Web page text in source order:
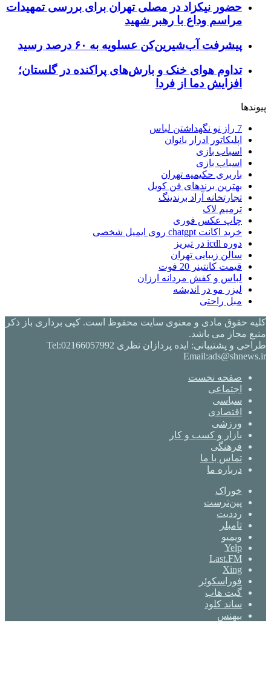
حضور نیکزاد در مصلی تهران برای بررسی تمهیدات
مراسم وداع با رهبر شهید
پیشرفت آب‌شیرین‌کن عسلویه به ۶۰ درصد رسید
تداوم هوای خنک و بارش‌های پراکنده در گلستان؛
افزایش دما از فردا
پیوندها
7 راز نو نگهداشتن لباس
اپلیکاتور ادرار بانوان
اسباب بازی
اسباب بازی
باربری حکیمیه تهران
بهترین برندهای فن کویل
تجارتخانه آراد برندینگ
ترمیم لاک
چاپ عکس فوری
خرید اکانت chatgpt روی ایمیل شخصی
دوره icdl در تبریز
سالن زیبایی تهران
قیمت کانتینر 20 فوت
لباس و کفش مردانه ارزان
لیزر مو در اندیشه
مبل راحتی
کلیه حقوق مادی و معنوی سایت محفوظ است. کپی برداری باز ذکر
منبع مجاز می باشد.
طراحی و پشتیبانی: ایده پردازان نظری Tel:02166057992
Email:ads@shnews.ir
صفحه نخست
اجتماعی
سیاسی
اقتصادی
ورزشی
بازار و کسب و کار
فرهنگی
تماس با ما
درباره ما
خوراک
‫پین‌ترست
‫رددیت
‫تامبلر
ویمیو
Yelp
Last.FM
Xing
فوراسکوئر
گیت ‌هاب
ساند کلود
بیهنس